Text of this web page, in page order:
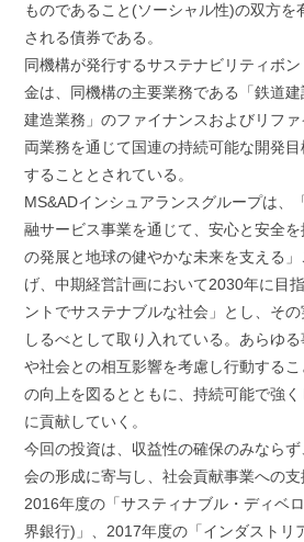
ものであること(ソーシャル性)の双方を
される債券である。
同機構が発行するサステナビリティボ
金は、同機構の主要業務である「鉄道
建造業務」のファイナンスおよびリファ
両業務を通じて国連の持続可能な開発
することとされている。
MS&ADインシュアランスグループは、
融サービス事業を通じて、安心と安全
の発展と地球の健やかな未来を支える
げ、中期経営計画において2030年に目
ントでサステナブルな社会」とし、そ
しるべとして取り入れている。あらゆ
や社会との相互影響を考慮し行動する
の向上を図るとともに、持続可能で強
に貢献していく。
今回の投資は、収益性の確保のみなら
会の形成に寄与し、社会貢献事業への支
2016年度の「サスティナブル・ディベ
界銀行)」、2017年度の「インダストリ